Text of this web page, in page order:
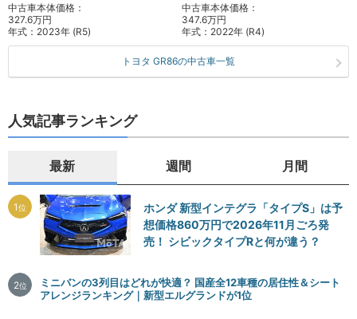
中古車本体価格：
327.6万円
年式： 2023年 (R5)
中古車本体価格：
347.6万円
年式： 2022年 (R4)
トヨタ GR86の中古車一覧
人気記事ランキング
最新 週間 月間
1位
ホンダ 新型インテグラ「タイプS」は予
想価格860万円で2026年11月ごろ発
売！ シビックタイプRと何が違う？
2位
ミニバンの3列目はどれが快適？ 国産全12車種の居住性＆シート
アレンジランキング｜新型エルグランドが1位